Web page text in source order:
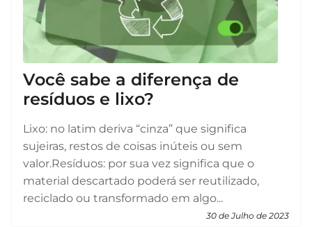
Você sabe a diferença de
resíduos e lixo?
Lixo: no latim deriva “cinza” que significa
sujeiras, restos de coisas inúteis ou sem
valor.Resíduos: por sua vez significa que o
material descartado poderá ser reutilizado,
reciclado ou transformado em algo...
30 de Julho de 2023